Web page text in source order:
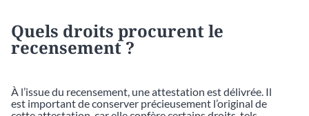
Quels droits procurent le
recensement ?
À l’issue du recensement, une attestation est délivrée. Il
est important de conserver précieusement l’original de